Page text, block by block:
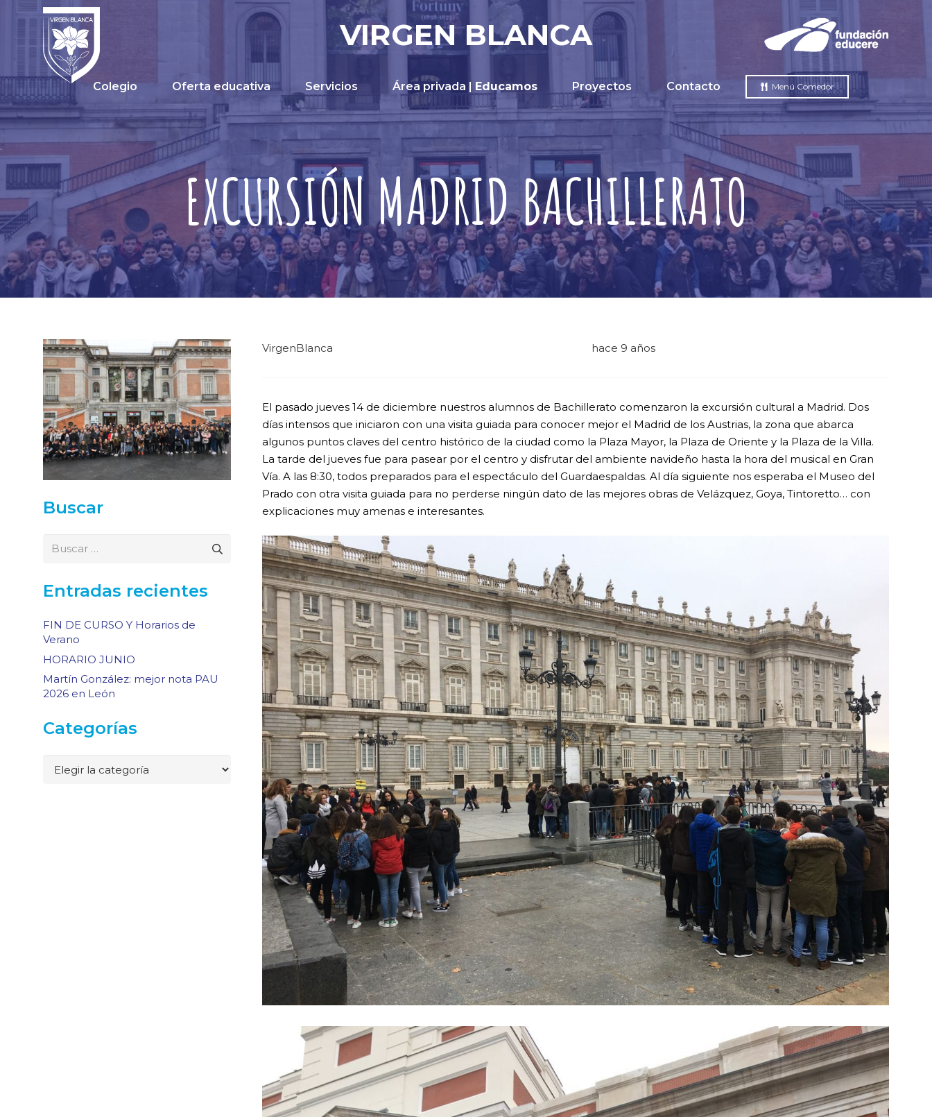
VIRGEN BLANCA
Colegio Oferta educativa Servicios Área privada | Educamos Proyectos Contacto Menú Comedor
EXCURSIÓN MADRID BACHILLERATO
Buscar
Buscar:
Entradas recientes
FIN DE CURSO Y Horarios de
Verano
HORARIO JUNIO
Martín González: mejor nota PAU
2026 en León
Categorías
Categorías
VirgenBlanca hace 9 años
El pasado jueves 14 de diciembre nuestros alumnos de Bachillerato comenzaron la excursión cultural a Madrid. Dos
días intensos que iniciaron con una visita guiada para conocer mejor el Madrid de los Austrias, la zona que abarca
algunos puntos claves del centro histórico de la ciudad como la Plaza Mayor, la Plaza de Oriente y la Plaza de la Villa.
La tarde del jueves fue para pasear por el centro y disfrutar del ambiente navideño hasta la hora del musical en Gran
Vía. A las 8:30, todos preparados para el espectáculo del Guardaespaldas. Al día siguiente nos esperaba el Museo del
Prado con otra visita guiada para no perderse ningún dato de las mejores obras de Velázquez, Goya, Tintoretto… con
explicaciones muy amenas e interesantes.